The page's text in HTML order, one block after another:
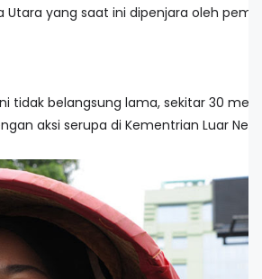
Utara yang saat ini dipenjara oleh
tidak belangsung lama, sekitar 30
aksi serupa di Kementrian Luar